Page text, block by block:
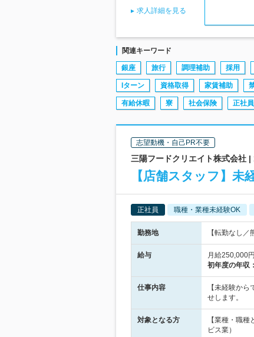
求人詳細を見る
関連キーワード
銀座 旅行 調理補助 採用
Iターン 資格取得 家賃補助
有給休暇 寮 社会保険 正社員
志望動機・自己PR不要
三陽フードクリエイト株式会社
【店舗スタッフ】未
正社員 職種・業種未経験OK
勤務地 【転勤なし
給与
月給250,000
初年度の年収：
仕事内容
【未経験か
せします。
対象となる方
【業種・職
ビス業）